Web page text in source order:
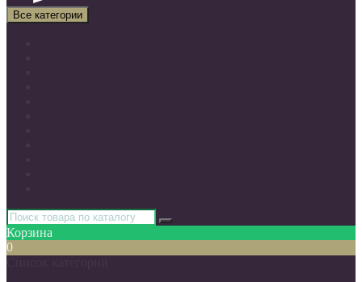
Все категории
Корзина
0